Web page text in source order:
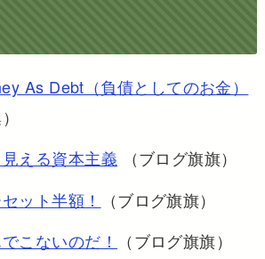
As Debt（負債としてのお金）
える資本主義 （ブログ旗旗）
ット半額！
（ブログ旗旗）
こないのだ！
（ブログ旗旗）